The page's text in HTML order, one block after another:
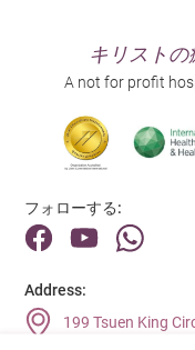
キリスト
A not for profit
フォローする:
Address:
199 Tsuen King